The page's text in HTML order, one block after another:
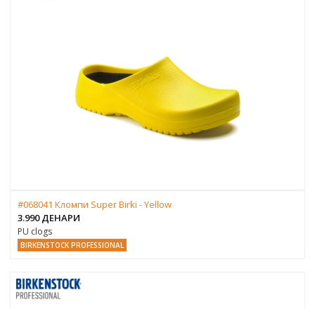
#068041 Кломпи Super Birki - Yellow
3.990 ДЕНАРИ
PU clogs
BIRKENSTOCK PROFESSIONAL